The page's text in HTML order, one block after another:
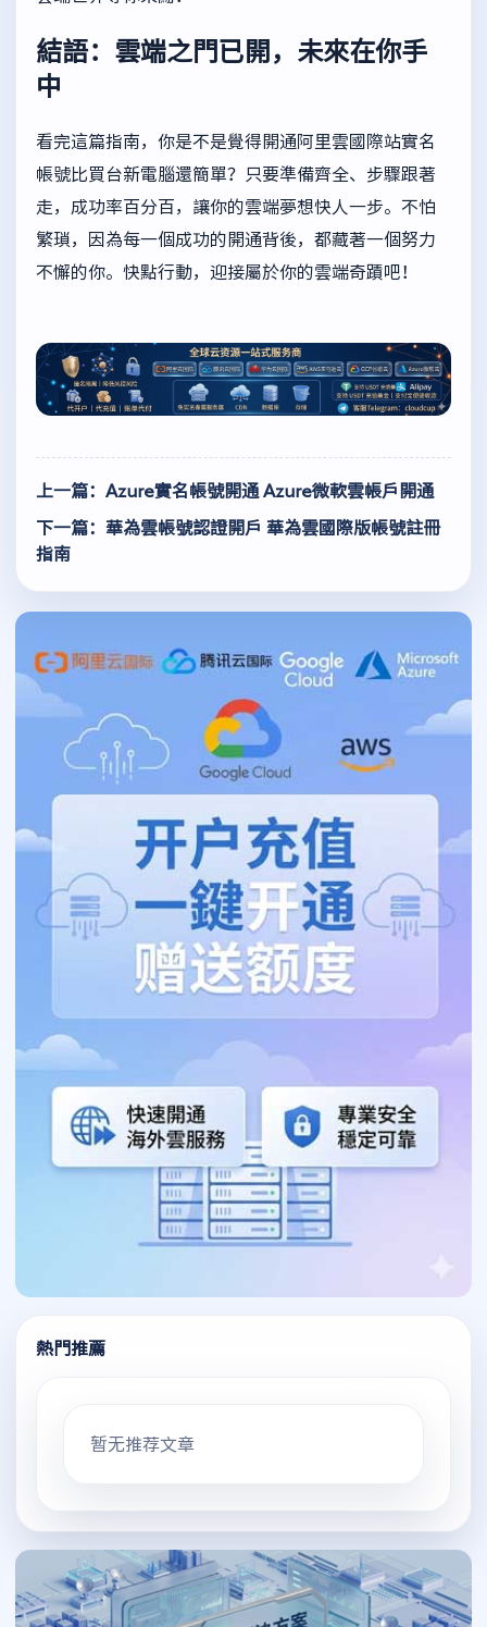
結語：雲端之門已開，未來在你手
中
看完這篇指南，你是不是覺得開通阿里雲國際站實名
帳號比買台新電腦還簡單？只要準備齊全、步驟跟著
走，成功率百分百，讓你的雲端夢想快人一步。不怕
繁瑣，因為每一個成功的開通背後，都藏著一個努力
不懈的你。快點行動，迎接屬於你的雲端奇蹟吧！
上一篇：Azure實名帳號開通 Azure微軟雲帳戶開通
下一篇：華為雲帳號認證開戶 華為雲國際版帳號註冊
指南
熱門推薦
暂无推荐文章